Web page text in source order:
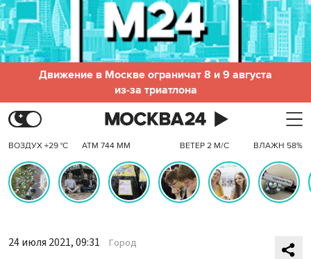
Движение в Москве ограничат 8 и 9 августа
из-за триатлона
ВОЗДУХ +29 °C АТМ 744 ММ ВЕТЕР 2 М/С ВЛАЖН 58%
24 июля 2021, 09:31 Город